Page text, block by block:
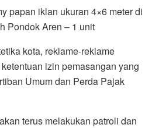
papan iklan ukuran 4×6 meter di
Pondok Aren – 1 unit
kota, reklame-reklame
izin pemasangan yang
Umum dan Perda Pajak
terus melakukan patroli dan